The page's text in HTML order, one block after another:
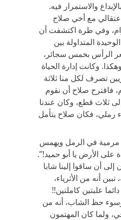
والاستمرار فيه.
1968 تم اعتقالي مع أخي صلاح
وفي طرة اكتشفت أن
المتداولة بين
الرأس بخمس سجائر،
وكانت إدارة الحياة
تصرف لكل منا ثلاثة
فاقترح صلاح أن نقوم
ثلاث قطع، وكان عندنا
رملي، فكان صلاح يتأمل
مرمية في الرمل ويهمس
على الأرض يا أبو حميد!”.
أن ساقوا إلينا شابا
تبين أنه من الأثرياء،
علبتين كاملتين!!
حظ الشاب، أنه من
ولما كان المهتمون